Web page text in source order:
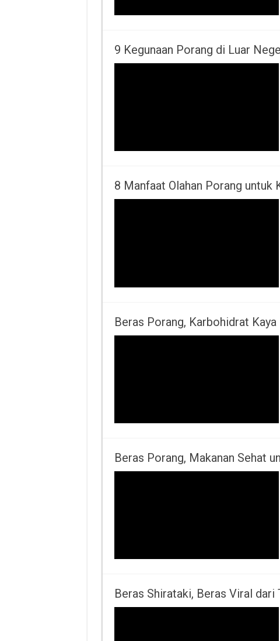
9 Kegunaan Porang di Luar
8 Manfaat Olahan Porang untuk
Beras Porang, Karbohidrat
Beras Porang, Makanan Sehat
Beras Shirataki, Beras Viral